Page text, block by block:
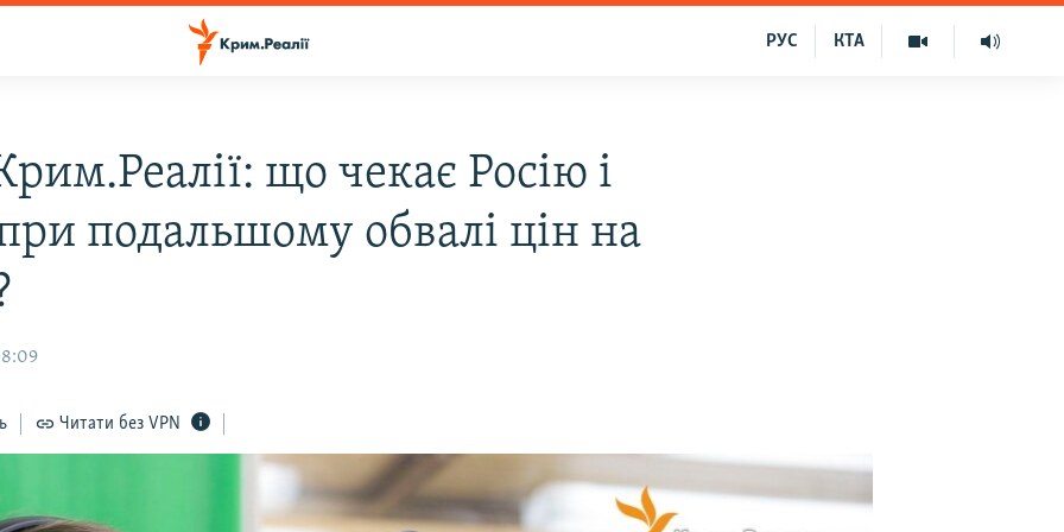
КТА
РУС
що чекає Росію і
подальшому обвалі цін на
Читати без VPN